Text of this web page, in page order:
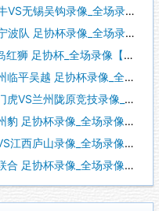
钩录像_全场录像【全场回放】
杯录像_全场录像【高清回放】
协杯_全场录像【全场回放】
协杯录像_全场录像【全场回放】
竞技录像_全场录像【视频集锦】
录像_全场录像【高清回放】
录像_全场录像【高清回放】
录像_全场录像【全场回放】